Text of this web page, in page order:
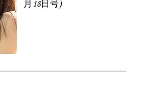
月18日号)